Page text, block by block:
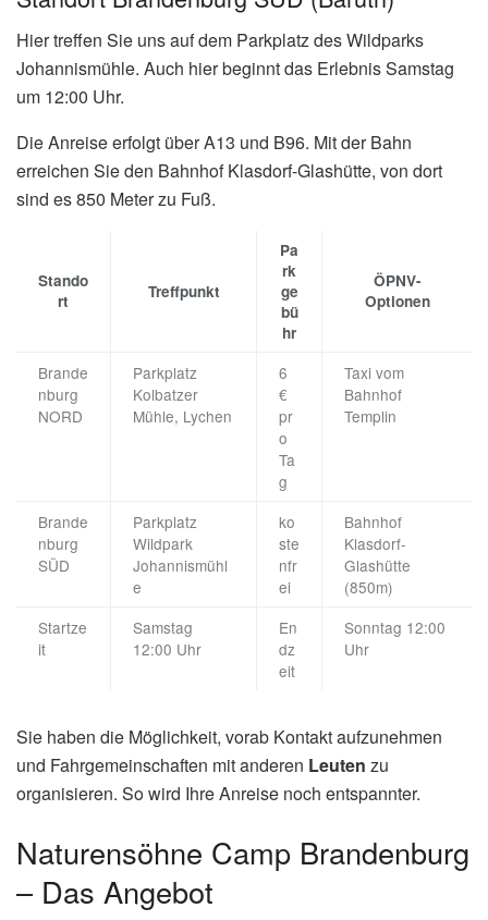
Hier treffen Sie uns auf dem Parkplatz des Wildparks
Johannismühle. Auch hier beginnt das Erlebnis Samstag
um 12:00 Uhr.
Die Anreise erfolgt über A13 und B96. Mit der Bahn
erreichen Sie den Bahnhof Klasdorf-Glashütte, von dort
sind es 850 Meter zu Fuß.
Stando
rt
Treffpunkt
Pa
rk
ge
bü
hr
ÖPNV-
Optionen
Brande
nburg
NORD
Parkplatz
Kolbatzer
Mühle, Lychen
6
€
pr
o
Ta
g
Taxi vom
Bahnhof
Templin
Brande
nburg
SÜD
Parkplatz
Wildpark
Johannismühl
e
ko
ste
nfr
ei
Bahnhof
Klasdorf-
Glashütte
(850m)
Startze
it
Samstag
12:00 Uhr
En
dz
eit
Sonntag 12:00
Uhr
Sie haben die Möglichkeit, vorab Kontakt aufzunehmen
und Fahrgemeinschaften mit anderen Leuten zu
organisieren. So wird Ihre Anreise noch entspannter.
Naturensöhne Camp Brandenburg
– Das Angebot